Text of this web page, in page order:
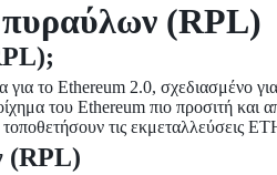
πυραύλων (RPL)
το Ethereum 2.0, σχεδιασμένο
του Ethereum πιο προσιτή και
τις εκμεταλλεύσεις
(RPL)